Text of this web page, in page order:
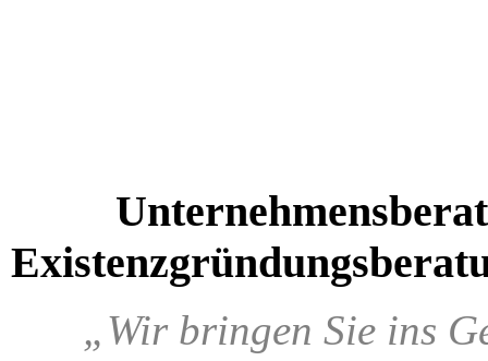
„Wir bringen Sie ins